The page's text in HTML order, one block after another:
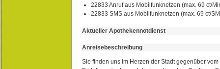
22833 Anruf aus Mobilfunknetzen (max. 69 ct/
22833 SMS aus Mobilfunknetzen (max. 69 ct/
Aktueller Apothekennotdienst
Anreisebeschreibung
Sie finden uns im Herzen der Stadt gegenüber